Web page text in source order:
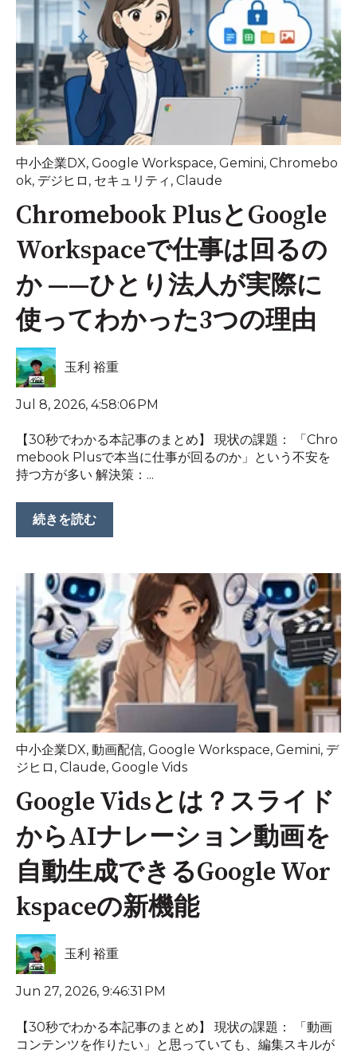
中小企業DX, Google Workspace, Gemini, Chromebo
ok, デジヒロ , セキュリティ , Claude
Chromebook PlusとGoogle
Workspaceで仕事は回るの
か ——ひとり法人が実際に
使ってわかった3つの理由
玉利 裕重
Jul 8, 2026, 4:58:06 PM
【30秒でわかる本記事のまとめ】 現状の課題： 「Chro
mebook Plusで本当に仕事が回るのか」という不安を
持つ方が多い 解決策：...
続きを読む
中小企業DX, 動画配信, Google Workspace, Gemini, デ
ジヒロ , Claude, Google Vids
Google Vidsとは？スライド
からAIナレーション動画を
自動生成できるGoogle Wor
kspaceの新機能
玉利 裕重
Jun 27, 2026, 9:46:31 PM
【30秒でわかる本記事のまとめ】 現状の課題： 「動画
コンテンツを作りたい」と思っていても、編集スキルが